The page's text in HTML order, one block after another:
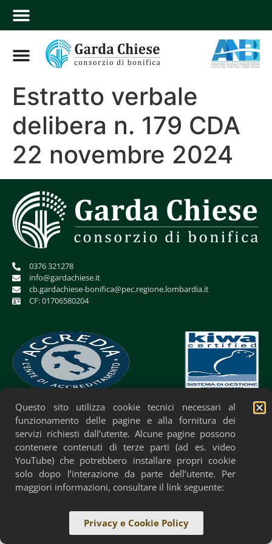
Estratto verbale
delibera n. 179 CDA
22 novembre 2024
0376 321278
info@gardachiese.it
cb.gardachiese-bonifica@pec.regione.lombardia.it
CF: 01706580204
Privacy Policy Cookie Policy Accessibilità
Questo sito utilizza cookie tecnici necessari al
funzionamento delle pagine e alla fornitura dei
servizi richiesti dall’utente. Alcune pagine possono
contenere contenuti di terze parti (ad es. video
YouTube) che potrebbero installare propri cookie
solo dopo l’interazione da parte dell’utente. Per
maggiori informazioni, consultare il link seguente:
Privacy e Cookie Policy